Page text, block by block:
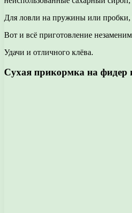
Для ловли на пружины или пробки,
Вот и всё приготовление
Удачи и отличного клёва.
Сухая прикормка на фидер